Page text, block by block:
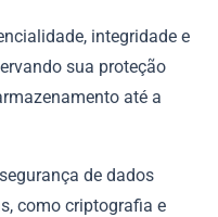
integridade e
sua proteção
até a
de dados
como criptografia e